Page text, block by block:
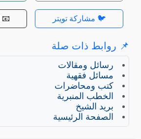
🐦 مشاركة تويتر 📧
📌 روابط ذات صلة
رسائل ومقالات
مسائل فقهية
كتب ومحاضرات
الخطب المنبرية
بريد الشيخ
الصفحة الرئيسية